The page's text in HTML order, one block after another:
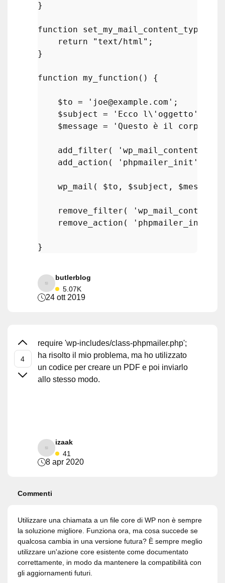
}
function set_my_mail_content_type
return
"text/html" ;
}
function my_function ( ) {
$to = 'joe@example.com' ;
$subject
= 'Ecco l\'oggetto'
$message = 'Questo è il corpo del
add_filter (
add_action ( 'phpmailer_init'
wp_mail ( $to , $subject , $message
remove_filter (
remove_action ( 'phpmailer_init'
butlerblog
5.07K
24 ott 2019
require 'wp-includes/class-phpmailer.php';
ha risolto il mio problema, ma ho utilizzato
un codice per creare un PDF e poi inviarlo
allo stesso modo.
izaak
41
8 apr 2020
Commenti
Utilizzare una chiamata a un file core di WP non è sempre
la soluzione migliore. Funziona ora, ma cosa succede se
qualcosa cambia in una versione futura? È sempre meglio
utilizzare un'azione core esistente come documentato
correttamente, in modo da mantenere la compatibilità con
gli aggiornamenti futuri.